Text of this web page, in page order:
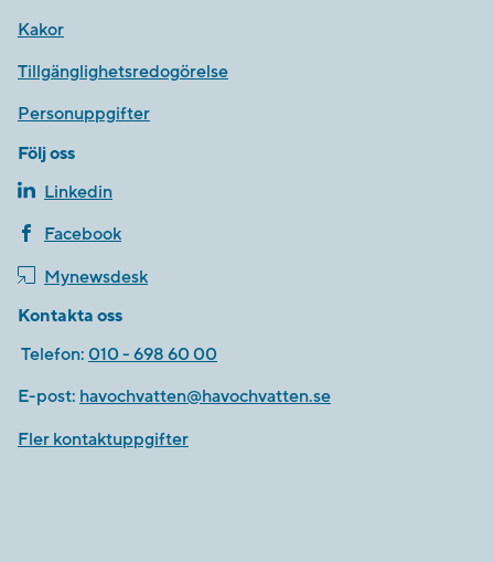
Kakor
Tillgänglighetsredogörelse
Personuppgifter
Följ oss
Linkedin
Facebook
Mynewsdesk
Kontakta oss
Telefon: 010 - 698 60 00
E-post: havochvatten@havochvatten.se
Fler kontaktuppgifter